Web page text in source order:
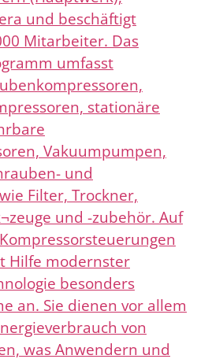
und beschäftigt
Mitarbeiter. Das
umfasst
stationäre
Vakuumpumpen,
und
Filter, Trockner,
und -zubehör. Auf
Hilfe modernster
besonders
an. Sie dienen vor allem
von
was Anwendern und